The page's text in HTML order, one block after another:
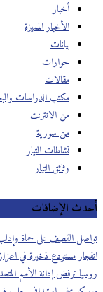
أخبار
الأخبار المميزة
بيانات
حوارات
مقالات
مكتب الدراسات
من الانترنت
من سورية
نشاطات التيار
وثائق التيار
أحدث الإضافات
تواصل القصف على حماة وإدلب
انفجار مستودع ذخيرة في
روسيا ترفض إدانة الأمم